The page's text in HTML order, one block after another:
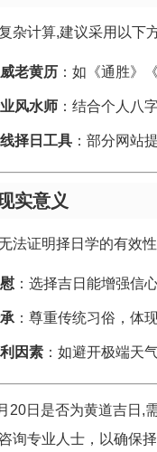
杂计算,建议采用以下
老黄历 ：如《通胜》
风水师 ：结合个人八
择日工具 ：部分网站
实意义
法证明择日学的有效
：选择吉日能增强信
：尊重传统习俗，体
因素 ：如避开极端天
20日是否为黄道吉日,
询专业人士，以确保